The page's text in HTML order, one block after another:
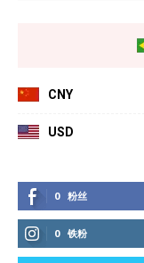
CNY
USD
0 粉丝
0 铁粉